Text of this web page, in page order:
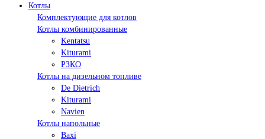
Котлы
Комплектующие для котлов
Котлы комбинированные
Kentatsu
Kiturami
РЗКО
Котлы на дизельном топливе
De Dietrich
Kiturami
Navien
Котлы напольные
Baxi